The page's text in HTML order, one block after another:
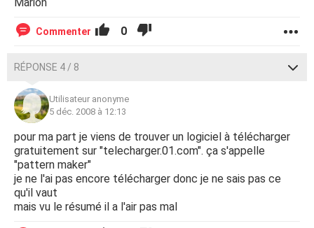
Commenter 0
RÉPONSE 4 / 8
Utilisateur anonyme
5 déc. 2008 à 12:13
pour ma part je viens de trouver un logiciel à télécharger
gratuitement sur "telecharger.01.com". ça s'appelle
"pattern maker"
je ne l'ai pas encore télécharger donc je ne sais pas ce
qu'il vaut
mais vu le résumé il a l'air pas mal